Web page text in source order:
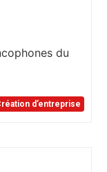
du
d’entreprise